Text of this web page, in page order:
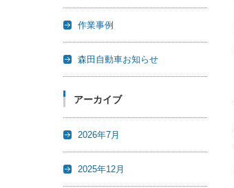
作業事例
森田自動車お知らせ
アーカイブ
2026年7月
2025年12月